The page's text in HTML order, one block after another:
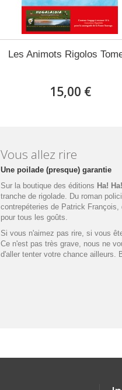
Les Animots Rigolos
15,00 €
Vous allez rire
Une poilade (presque) garantie
Sur la boutique des éditions Ha!
tranche de rigolade. Du roman
contrepéteries de Patrick
pour tous les goûts.
Si vous n'aimez pas rire, si vous
Ce n'est pas très grave, nous ne
d'aller tenter votre chance ailleurs.